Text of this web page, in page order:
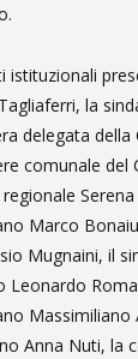
istituzionali
la
delegata
comunale del
Serena
Marco
Mugnaini, il
Leonardo
Massimiliano
Anna Nuti, la